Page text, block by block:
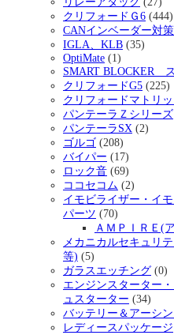
クリフォードＧ6 (444)
CANインベーダー対
IGLA、KLB (35)
OptiMate (1)
SMART BLOCKER
クリフォードG5 (225)
クリフォードマトリ
パンテーラＺシリーズ
パンテーラSX (2)
ゴルゴ (208)
バイパー (17)
ロック音 (69)
ココセコム (2)
イモビライザー・イ
パーツ (70)
ＡＭＰＩＲＥ(
メカニカルセキュリ
等) (5)
ガラスエッチング (0)
エンジンスターター
ュスターター (34)
バッテリー＆アーシ
レディースパッケージ